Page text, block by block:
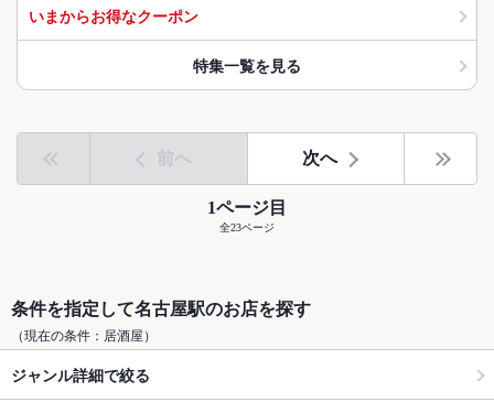
いまからお得なクーポン
特集一覧を見る
前へ 次へ
1ページ目
全23ページ
条件を指定して名古屋駅のお店を探す
（現在の条件：居酒屋）
ジャンル詳細で絞る